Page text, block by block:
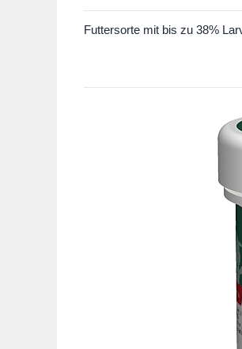
Futtersorte mit bis zu 38%